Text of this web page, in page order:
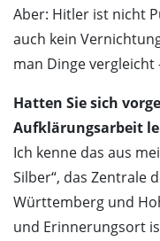
Aber: Hitler ist nicht
auch kein
man Dinge
Hatten Sie sich
Aufklärungsarbeit
Ich kenne das aus
Silber“, das Zentrale
Württemberg und
und Erinnerungsort